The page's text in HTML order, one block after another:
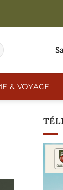
& VOYAGE